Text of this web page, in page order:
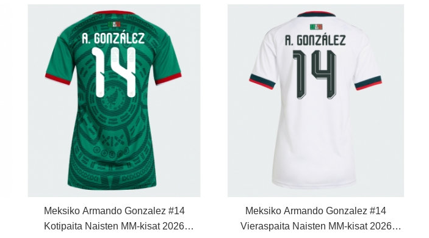
Meksiko Armando Gonzalez #14
Kotipaita Naisten MM-kisat 2026
Meksiko Armando Gonzalez #14
Vieraspaita Naisten MM-kisat 2026